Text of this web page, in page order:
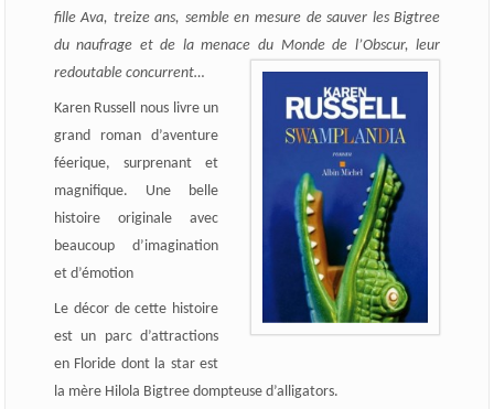
fille Ava, treize ans, semble en mesure de sauver les Bigtree
du naufrage et de la menace du Monde de l’Obscur, leur
redoutable concurrent…
Karen Russell nous livre un
grand roman d’aventure
féerique, surprenant et
magnifique. Une belle
histoire originale avec
beaucoup d’imagination
et d’émotion
Le décor de cette histoire
est un parc d’attractions
en Floride dont la star est
la mère Hilola Bigtree dompteuse d’alligators.